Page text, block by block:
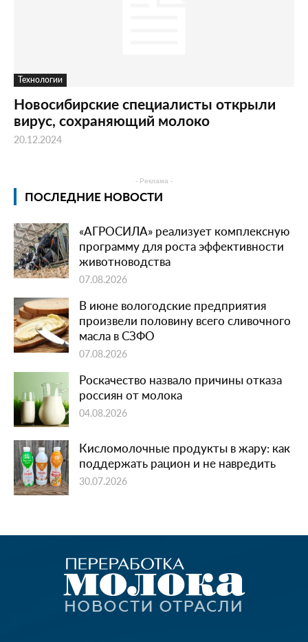
Технологии
Новосибирские специалисты открыли
вирус, сохраняющий молоко
20.12.2024
- Реклама -
ПОСЛЕДНИЕ НОВОСТИ
«АГРОСИЛА» реализует комплексную
программу для роста эффективности
животноводства
07.08.2026
В июне вологодские предприятия
произвели половину всего сливочного
масла в СЗФО
07.08.2026
Роскачество назвало причины отказа
россиян от молока
04.08.2026
Кисломолочные продукты в жару: как
поддержать рацион и не навредить
30.07.2026